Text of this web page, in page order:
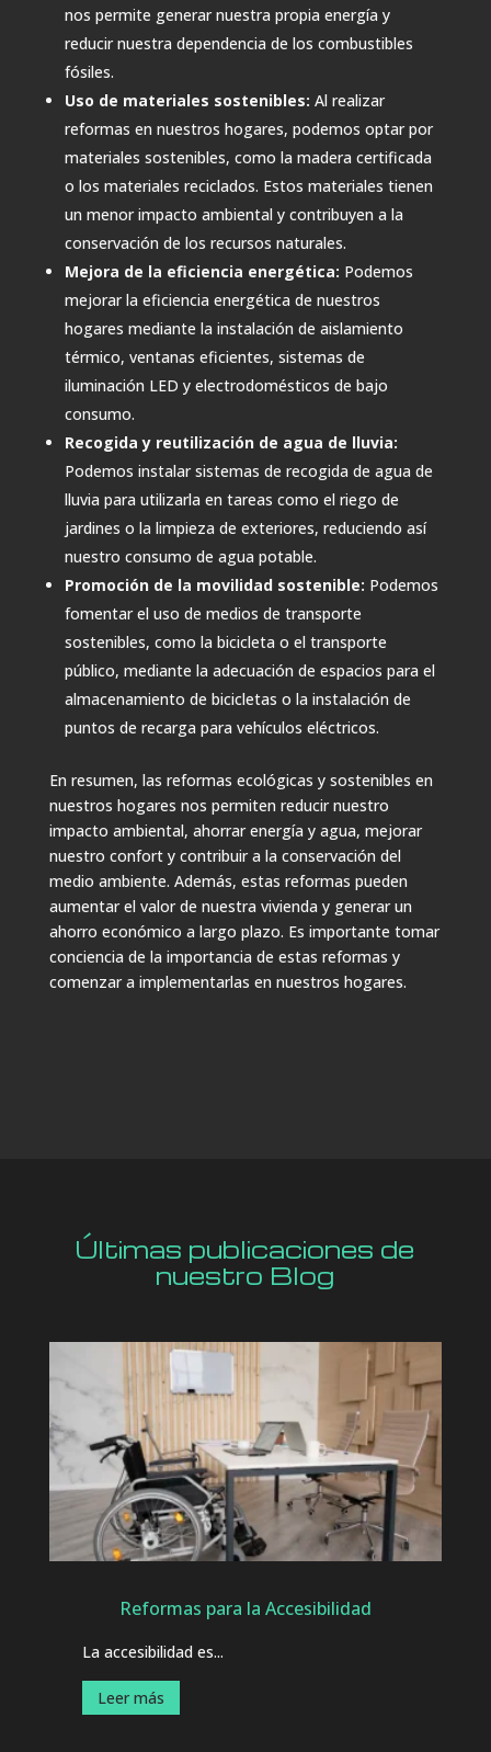
nos permite generar nuestra propia energía y
reducir nuestra dependencia de los combustibles
fósiles.
Uso de materiales sostenibles: Al realizar
reformas en nuestros hogares, podemos optar por
materiales sostenibles, como la madera certificada
o los materiales reciclados. Estos materiales tienen
un menor impacto ambiental y contribuyen a la
conservación de los recursos naturales.
Mejora de la eficiencia energética: Podemos
mejorar la eficiencia energética de nuestros
hogares mediante la instalación de aislamiento
térmico, ventanas eficientes, sistemas de
iluminación LED y electrodomésticos de bajo
consumo.
Recogida y reutilización de agua de lluvia:
Podemos instalar sistemas de recogida de agua de
lluvia para utilizarla en tareas como el riego de
jardines o la limpieza de exteriores, reduciendo así
nuestro consumo de agua potable.
Promoción de la movilidad sostenible: Podemos
fomentar el uso de medios de transporte
sostenibles, como la bicicleta o el transporte
público, mediante la adecuación de espacios para el
almacenamiento de bicicletas o la instalación de
puntos de recarga para vehículos eléctricos.
En resumen, las reformas ecológicas y sostenibles en
nuestros hogares nos permiten reducir nuestro
impacto ambiental, ahorrar energía y agua, mejorar
nuestro confort y contribuir a la conservación del
medio ambiente. Además, estas reformas pueden
aumentar el valor de nuestra vivienda y generar un
ahorro económico a largo plazo. Es importante tomar
conciencia de la importancia de estas reformas y
comenzar a implementarlas en nuestros hogares.
Últimas publicaciones de
nuestro Blog
Reformas para la Accesibilidad
La accesibilidad es...
Leer más